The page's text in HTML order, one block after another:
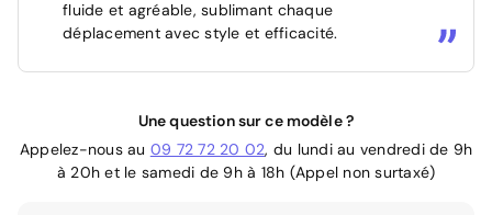
fluide et agréable, sublimant chaque
déplacement avec style et efficacité.
Une question sur ce modèle ?
Appelez-nous au 09 72 72 20 02, du lundi au vendredi de 9h
à 20h et le samedi de 9h à 18h (Appel non surtaxé)